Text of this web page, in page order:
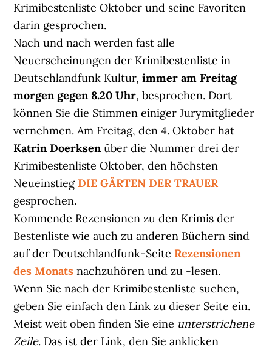
Krimibestenliste Oktober und seine Favoriten
darin gesprochen.
Nach und nach werden fast alle
Neuerscheinungen der Krimibestenliste in
Deutschlandfunk Kultur,immer am Freitag
morgen gegen 8.20 Uhr, besprochen. Dort
können Sie die Stimmen einiger Jurymitglieder
vernehmen. Am Freitag, den 4. Oktober hat
Katrin Doerksenüber die Nummer drei der
Krimibestenliste Oktober, den höchsten
Neueinstieg DIE GÄRTEN DER TRAUER
gesprochen.
Kommende Rezensionen zu den Krimis der
Bestenliste wie auch zu anderen Büchern sind
auf der Deutschlandfunk-Seite Rezensionen
des Monats nachzuhören und zu -lesen.
Wenn Sie nach der Krimibestenliste suchen,
geben Sie einfach den Link zu dieser Seite ein.
Meist weit oben finden Sie eine unterstrichene
Zeile. Das ist der Link, den Sie anklicken